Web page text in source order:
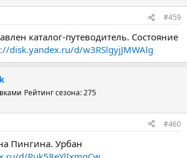
#459
каталог-путеводитель. Состояние
disk.yandex.ru/d/w3RSlgyjJMWAlg
Рейтинг сезона: 275
#460
Пингина. Урбан